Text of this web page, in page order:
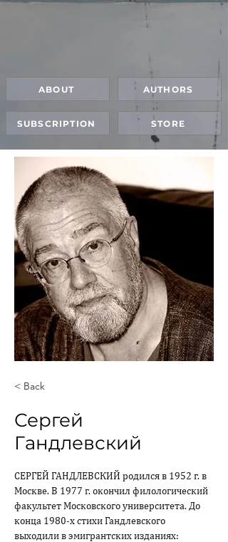
ABOUT AUTHORS
SUBSCRIPTION STORE
< Back
Сергей
Гандлевский
СЕРГЕЙ ГАНДЛЕВСКИЙ родился в 1952 г. в
Москве. В 1977 г. окончил филологический
факультет Московского университета. До
конца 1980-х стихи Гандлевского
выходили в эмигрантских изданиях: